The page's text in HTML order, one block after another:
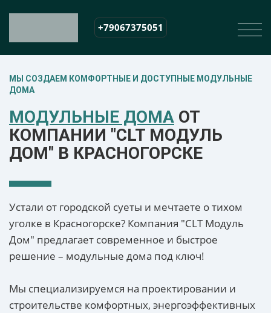
+79067375051
МЫ СОЗДАЕМ КОМФОРТНЫЕ И ДОСТУПНЫЕ МОДУЛЬНЫЕ
ДОМА
МОДУЛЬНЫЕ ДОМА ОТ
КОМПАНИИ "CLT МОДУЛЬ
ДОМ" В КРАСНОГОРСКЕ
Устали от городской суеты и мечтаете о тихом
уголке в Красногорске? Компания "CLT Модуль
Дом" предлагает современное и быстрое
решение – модульные дома под ключ!
Мы специализируемся на проектировании и
строительстве комфортных, энергоэффективных